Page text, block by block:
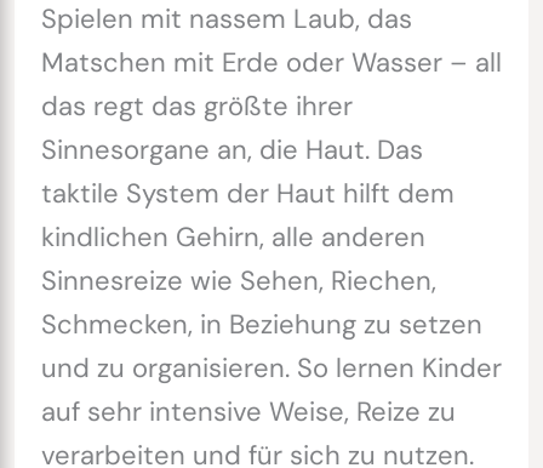
Spielen mit nassem Laub, das
Matschen mit Erde oder Wasser – all
das regt das größte ihrer
Sinnesorgane an, die Haut. Das
taktile System der Haut hilft dem
kindlichen Gehirn, alle anderen
Sinnesreize wie Sehen, Riechen,
Schmecken, in Beziehung zu setzen
und zu organisieren. So lernen Kinder
auf sehr intensive Weise, Reize zu
verarbeiten und für sich zu nutzen.